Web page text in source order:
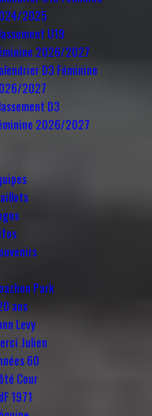
2025
U19
2026/2027
D3 Féminine
2027
D3
2026/2027
Park
ans
Levy
Julien
60
Cour
1971